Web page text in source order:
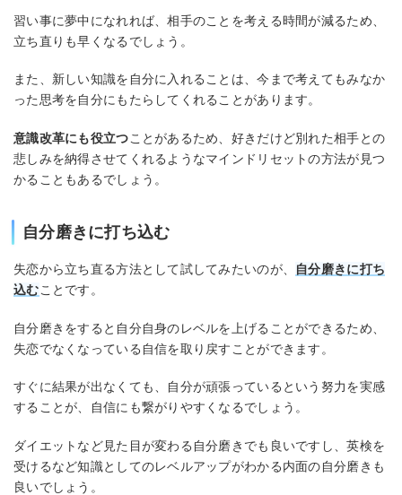
習い事に夢中になれれば、相手のことを考える時間が減るため、
立ち直りも早くなるでしょう。
また、新しい知識を自分に入れることは、今まで考えてもみなか
った思考を自分にもたらしてくれることがあります。
意識改革にも役立つことがあるため、好きだけど別れた相手との
悲しみを納得させてくれるようなマインドリセットの方法が見つ
かることもあるでしょう。
自分磨きに打ち込む
失恋から立ち直る方法として試してみたいのが、
自分磨きに打ち
込むことです。
自分磨きをすると自分自身のレベルを上げることができるため、
失恋でなくなっている自信を取り戻すことができます。
すぐに結果が出なくても、自分が頑張っているという努力を実感
することが、自信にも繋がりやすくなるでしょう。
ダイエットなど見た目が変わる自分磨きでも良いですし、英検を
受けるなど知識としてのレベルアップがわかる内面の自分磨きも
良いでしょう。